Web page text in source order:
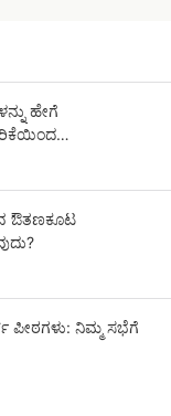
ಹೇಗೆ
ಔತಣಕೂಟ
ಪೀಠಗಳು: ನಿಮ್ಮ ಸಭೆಗೆ